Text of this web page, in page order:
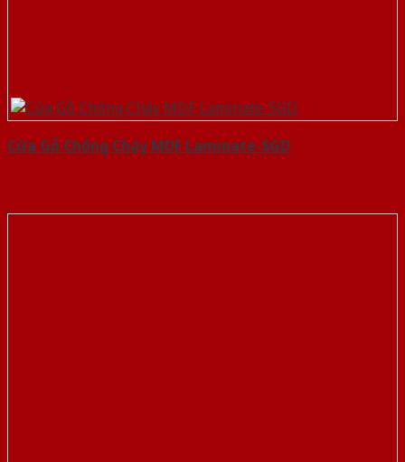
Cửa Gỗ Chống Cháy MDF Laminate-SGD